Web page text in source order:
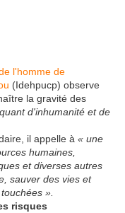
l'homme de
(Idehpucp) observe
la gravité des
d'inhumanité et de
il appelle à « une
humaines,
et diverses autres
sauver des vies et
».
risques